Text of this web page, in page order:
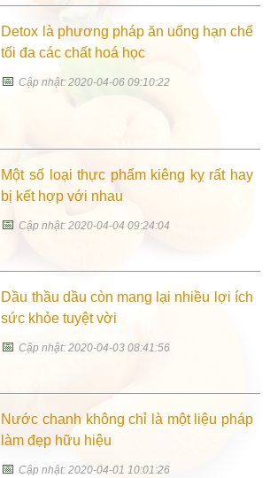
Detox là phương pháp ăn uống hạn chế
tối đa các chất hoá học
📅Cập nhật: 2020-04-06 09:10:22
Một số loại thực phẩm kiêng kỵ rất hay
bị kết hợp với nhau
📅Cập nhật: 2020-04-04 09:24:04
Dầu thầu dầu còn mang lại nhiều lợi ích
sức khỏe tuyệt vời
📅Cập nhật: 2020-04-03 08:41:56
Nước chanh không chỉ là một liệu pháp
làm đẹp hữu hiệu
📅Cập nhật: 2020-04-01 10:01:26